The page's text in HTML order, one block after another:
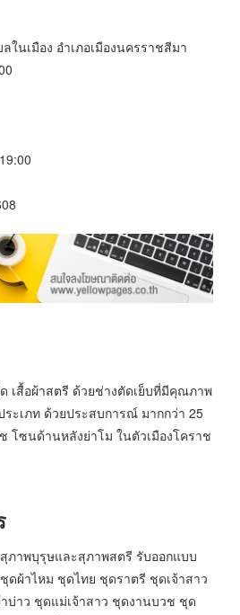
นเมือง อำเภอเมืองนครราชสีมา
เสื้อผ้าสตรี ด้วยช่างตัดเย็บที่มีคุณภาพ
ะเภท ด้วยประสบการณ์ มากกว่า 25
โซนด้านหลังย่าโม ในตัวเมืองโคราช
ภาพบุรุษและสุภาพสตรี รับออกแบบ
ดผ้าไหม ชุดไทย ชุดราตรี ชุดเจ้าสาว
บ่าว ชุดแม่เจ้าสาว ชุดงานบวช ชุด